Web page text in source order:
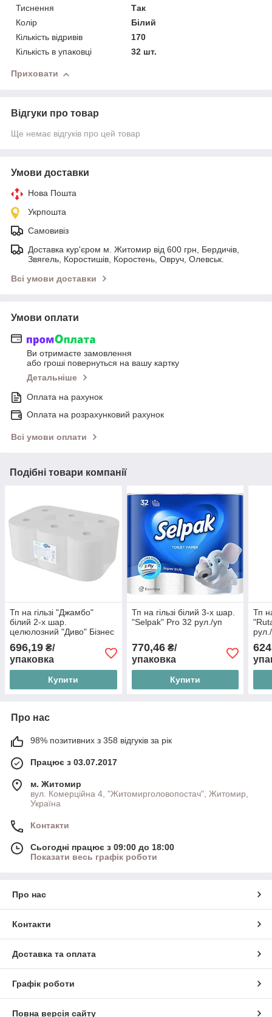
Тиснення
Так
Колір
Білий
Кількість відривів
170
Кількість в упаковці
32 шт.
Приховати
Відгуки про товар
Ще немає відгуків про цей товар
Умови доставки
Нова Пошта
Укрпошта
Самовивіз
Доставка кур'єром м. Житомир від 600 грн, Бердичів,
Звягель, Коростишів, Коростень, Овруч, Олевськ.
Всі умови доставки
Умови оплати
Ви отримаєте замовлення
або гроші повернуться на вашу картку
Детальніше
Оплата на рахунок
Оплата на розрахунковий рахунок
Всі умови оплати
Подібні товари компанії
Тп на гільзі "Джамбо"
білий 2-х шар.
целюлозний "Диво" Бізнес
Optimal 12шт/уп
696,19 ₴/
упаковка
Купити
Тп на гільзі білий 3-х шар.
"Selpak" Pro 32 рул./уп
770,46₴/
упаковка
Купити
Тп
Про нас
98% позитивних з 358 відгуків за рік
Працює з 03.07.2017
м. Житомир
вул. Комерційна 4, "Житомирголовопостач", Житомир,
Україна
Контакти
Сьогодні працює з 09:00 до 18:00
Показати весь графік роботи
Про нас
Контакти
Доставка та оплата
Графік роботи
Повна версія сайту